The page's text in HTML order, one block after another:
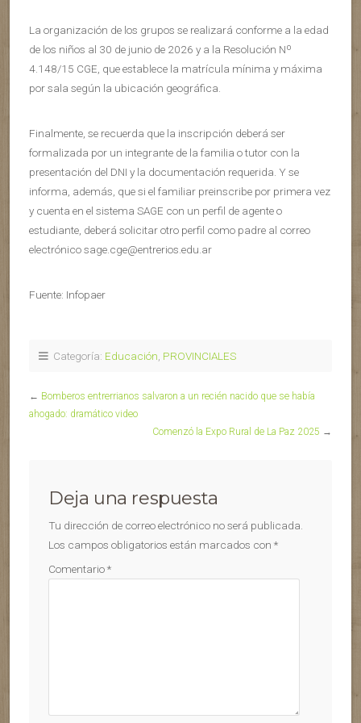
La organización de los grupos se realizará conforme a la edad
de los niños al 30 de junio de 2026 y a la Resolución Nº
4.148/15 CGE, que establece la matrícula mínima y máxima
por sala según la ubicación geográfica.
Finalmente, se recuerda que la inscripción deberá ser
formalizada por un integrante de la familia o tutor con la
presentación del DNI y la documentación requerida. Y se
informa, además, que si el familiar preinscribe por primera vez
y cuenta en el sistema SAGE con un perfil de agente o
estudiante, deberá solicitar otro perfil como padre al correo
electrónico sage.cge@entrerios.edu.ar
Fuente: Infopaer
Categoría: Educación, PROVINCIALES
← Bomberos entrerrianos salvaron a un recién nacido que se había
ahogado: dramático video
Comenzó la Expo Rural de La Paz 2025 →
Deja una respuesta
Tu dirección de correo electrónico no será publicada.
Los campos obligatorios están marcados con *
Comentario*